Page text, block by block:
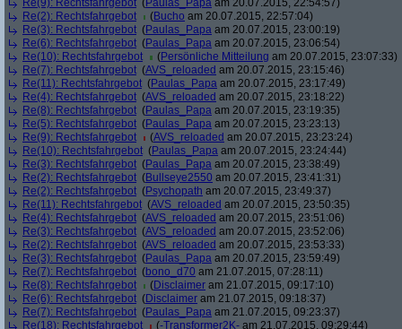
Re(9): Rechtsfahrgebot (Paulas_Papa am 20.07.2015, 22:54:57)
Re(2): Rechtsfahrgebot
(Bucho am 20.07.2015, 22:57:04)
Re(3): Rechtsfahrgebot (Paulas_Papa am 20.07.2015, 23:00:19)
Re(6): Rechtsfahrgebot (Paulas_Papa am 20.07.2015, 23:06:54)
Re(10): Rechtsfahrgebot
(Persönliche Mitteilung am 20.07.2015, 23:07:33)
Re(7): Rechtsfahrgebot (AVS_reloaded am 20.07.2015, 23:15:46)
Re(11): Rechtsfahrgebot (Paulas_Papa am 20.07.2015, 23:17:49)
Re(4): Rechtsfahrgebot (AVS_reloaded am 20.07.2015, 23:18:22)
Re(8): Rechtsfahrgebot (Paulas_Papa am 20.07.2015, 23:19:35)
Re(5): Rechtsfahrgebot (Paulas_Papa am 20.07.2015, 23:23:13)
Re(9): Rechtsfahrgebot
(AVS_reloaded am 20.07.2015, 23:23:24)
Re(10): Rechtsfahrgebot (Paulas_Papa am 20.07.2015, 23:24:44)
Re(3): Rechtsfahrgebot (Paulas_Papa am 20.07.2015, 23:38:49)
Re(2): Rechtsfahrgebot (Bullseye2550 am 20.07.2015, 23:41:31)
Re(2): Rechtsfahrgebot (Psychopath am 20.07.2015, 23:49:37)
Re(11): Rechtsfahrgebot (AVS_reloaded am 20.07.2015, 23:50:35)
Re(4): Rechtsfahrgebot (AVS_reloaded am 20.07.2015, 23:51:06)
Re(3): Rechtsfahrgebot (AVS_reloaded am 20.07.2015, 23:52:06)
Re(2): Rechtsfahrgebot (AVS_reloaded am 20.07.2015, 23:53:33)
Re(3): Rechtsfahrgebot (Paulas_Papa am 20.07.2015, 23:59:49)
Re(7): Rechtsfahrgebot (bono_d70 am 21.07.2015, 07:28:11)
Re(8): Rechtsfahrgebot
(Disclaimer am 21.07.2015, 09:17:10)
Re(6): Rechtsfahrgebot (Disclaimer am 21.07.2015, 09:18:37)
Re(7): Rechtsfahrgebot (Paulas_Papa am 21.07.2015, 09:23:37)
Re(18): Rechtsfahrgebot
(-Transformer2K- am 21.07.2015, 09:29:44)